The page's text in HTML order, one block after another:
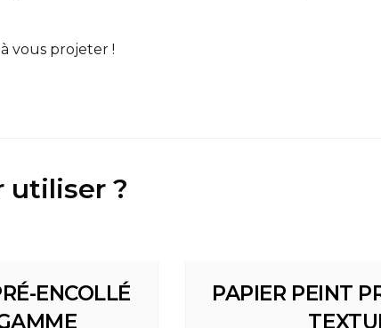
vous projeter !
utiliser ?
ENCOLLÉ
PAPIER PEINT